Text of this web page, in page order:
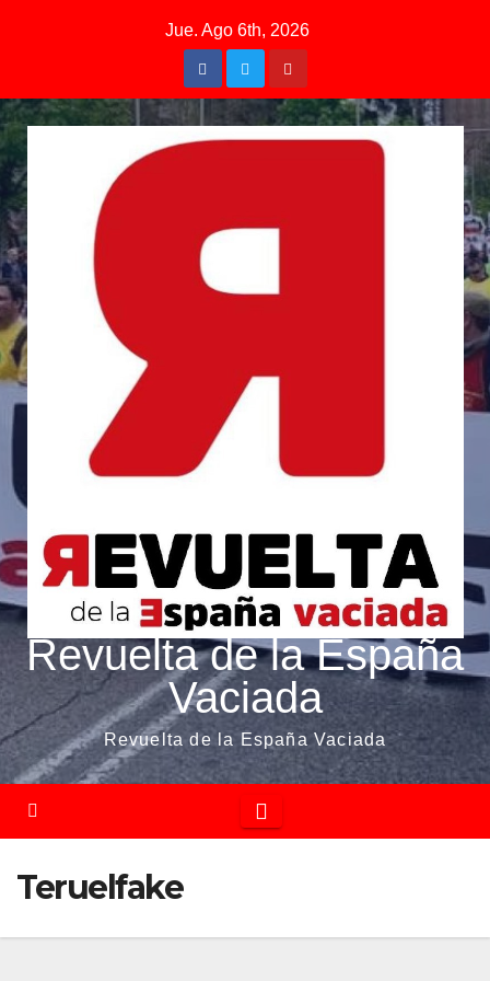
Jue. Ago 6th, 2026
Revuelta de la España
Vaciada
Revuelta de la España Vaciada
Teruelfake